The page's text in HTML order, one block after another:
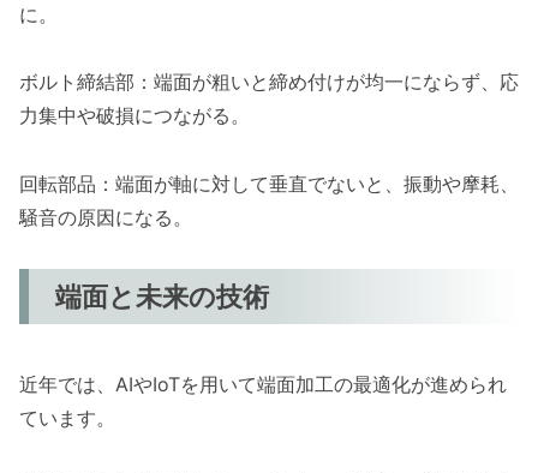
に。
ボルト締結部：端面が粗いと締め付けが均一にならず、応
力集中や破損につながる。
回転部品：端面が軸に対して垂直でないと、振動や摩耗、
騒音の原因になる。
端面と未来の技術
近年では、AIやIoTを用いて端面加工の最適化が進められ
ています。